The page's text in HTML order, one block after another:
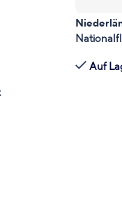
Auf